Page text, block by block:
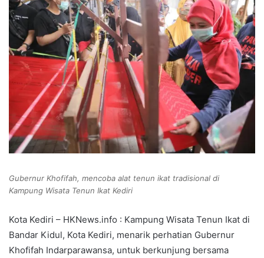
Gubernur Khofifah, mencoba alat tenun ikat tradisional di
Kampung Wisata Tenun Ikat Kediri
Kota Kediri – HKNews.info : Kampung Wisata Tenun Ikat di
Bandar Kidul, Kota Kediri, menarik perhatian Gubernur
Khofifah Indarparawansa, untuk berkunjung bersama